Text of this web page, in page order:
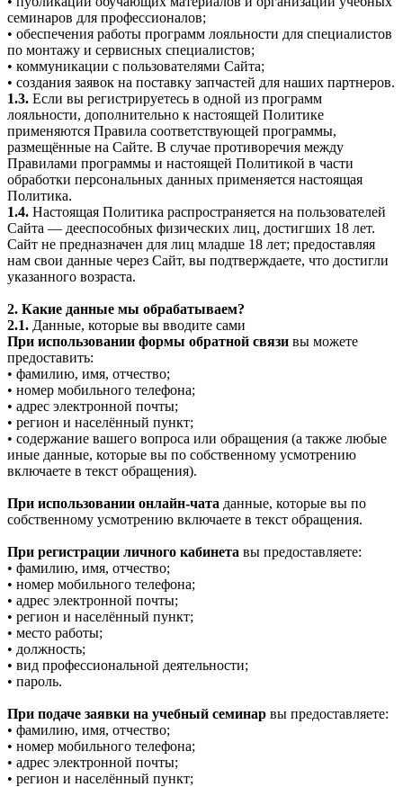
семинаров для профессионалов;
• обеспечения работы программ лояльности для специалистов
по монтажу и сервисных специалистов;
• коммуникации с пользователями Сайта;
• создания заявок на поставку запчастей для наших партнеров.
1.3. Если вы регистрируетесь в одной из программ
лояльности, дополнительно к настоящей Политике
применяются Правила соответствующей программы,
размещённые на Сайте. В случае противоречия между
Правилами программы и настоящей Политикой в части
обработки персональных данных применяется настоящая
Политика.
1.4. Настоящая Политика распространяется на пользователей
Сайта — дееспособных физических лиц, достигших 18 лет.
Сайт не предназначен для лиц младше 18 лет; предоставляя
нам свои данные через Сайт, вы подтверждаете, что достигли
указанного возраста.
2. Какие данные мы обрабатываем?
2.1. Данные, которые вы вводите сами
При использовании формы обратной связи вы можете
предоставить:
• фамилию, имя, отчество;
• номер мобильного телефона;
• адрес электронной почты;
• регион и населённый пункт;
• содержание вашего вопроса или обращения (а также любые
иные данные, которые вы по собственному усмотрению
включаете в текст обращения).
При использовании онлайн-чата данные, которые вы по
собственному усмотрению включаете в текст обращения.
При регистрации личного кабинета вы предоставляете:
• фамилию, имя, отчество;
• номер мобильного телефона;
• адрес электронной почты;
• регион и населённый пункт;
• место работы;
• должность;
• вид профессиональной деятельности;
• пароль.
При подаче заявки на учебный семинар вы предоставляете:
• фамилию, имя, отчество;
• номер мобильного телефона;
• адрес электронной почты;
• регион и населённый пункт;